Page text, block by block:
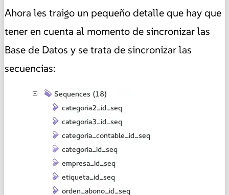
Ahora les traigo un pequeño detalle que hay que
tener en cuenta al momento de sincronizar las
Base de Datos y se trata de sincronizar las
secuencias: